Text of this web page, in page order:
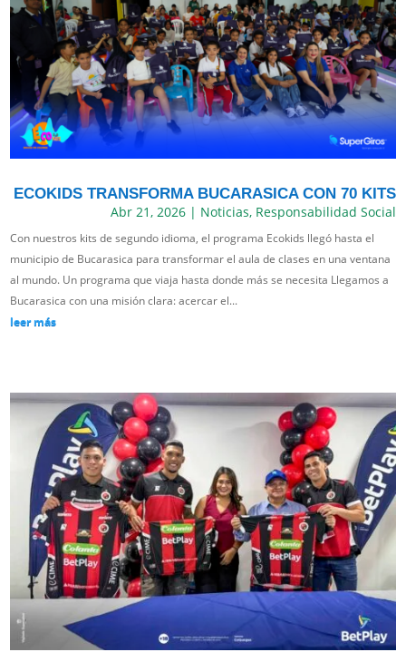
ECOKIDS TRANSFORMA BUCARASICA CON 70 KITS
Abr 21, 2026| Noticias, Responsabilidad Social
Con nuestros kits de segundo idioma, el programa Ecokids llegó hasta el
municipio de Bucarasica para transformar el aula de clases en una ventana
al mundo. Un programa que viaja hasta donde más se necesita Llegamos a
Bucarasica con una misión clara: acercar el...
leer más